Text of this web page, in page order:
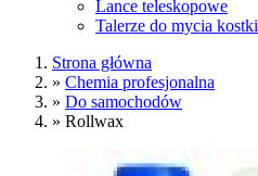
Lance teleskopowe
Talerze do mycia kostki
Strona główna
» Chemia profesjonalna
» Do samochodów
» Rollwax